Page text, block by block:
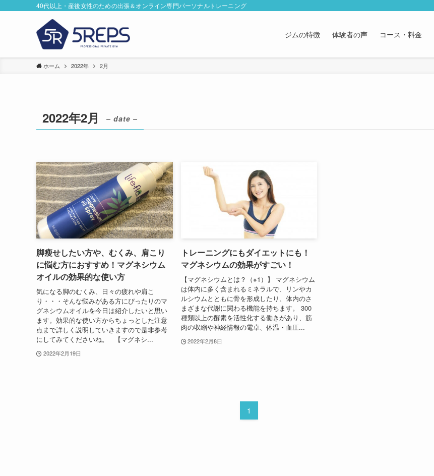
40代以上・産後女性のための出張＆オンライン専門パーソナルトレーニング
ジムの特徴 体験者の声 コース・料金
ホーム 2022年 2月
2022年2月 – date –
脚瘦せしたい方や、むくみ、肩こり
に悩む方におすすめ！マグネシウム
オイルの効果的な使い方
気になる脚のむくみ、日々の疲れや肩こ
り・・・そんな悩みがある方にぴったりのマ
グネシウムオイルを今日は紹介したいと思い
ます。効果的な使い方からちょっとした注意
点まで詳しく説明していきますので是非参考
にしてみてくださいね。 【マグネシ...
2022年2月19日
トレーニングにもダイエットにも！
マグネシウムの効果がすごい！
【マグネシウムとは？（※1）】 マグネシウム
は体内に多く含まれるミネラルで、リンやカ
ルシウムとともに骨を形成したり、体内のさ
まざまな代謝に関わる機能を持ちます。 300
種類以上の酵素を活性化する働きがあり、筋
肉の収縮や神経情報の電卓、体温・血圧...
2022年2月8日
1